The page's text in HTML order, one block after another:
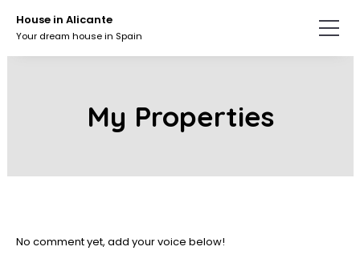
content.
House in Alicante
Your dream house in Spain
My Properties
No comment yet, add your voice below!